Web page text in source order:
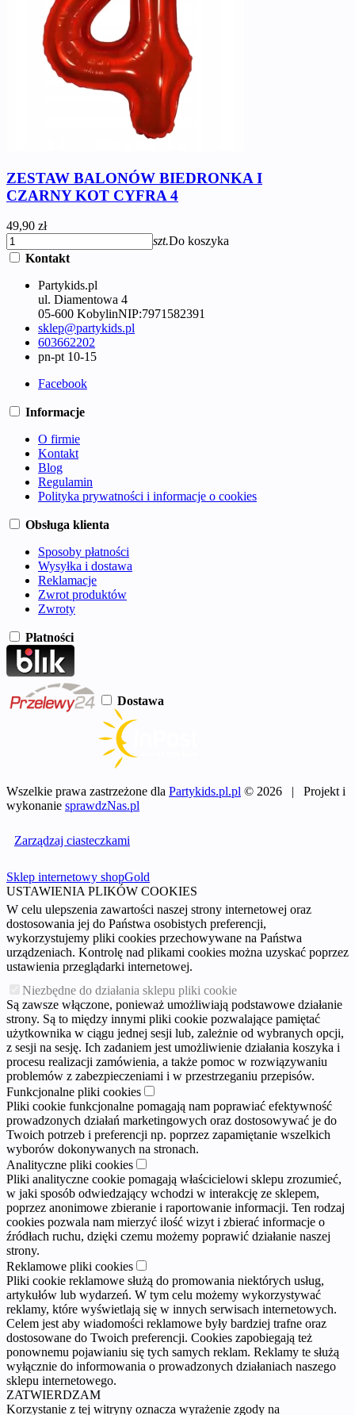
ZESTAW BALONÓW BIEDRONKA I
CZARNY KOT CYFRA 4
49,90 zł
szt.Do koszyka
Kontakt
Partykids.pl
ul. Diamentowa 4
05-600 KobylinNIP:7971582391
sklep@partykids.pl
603662202
pn-pt 10-15
Facebook
Informacje
O firmie
Kontakt
Blog
Regulamin
Polityka prywatności i informacje o cookies
Obsługa klienta
Sposoby płatności
Wysyłka i dostawa
Reklamacje
Zwrot produktów
Zwroty
Płatności
Dostawa
Wszelkie prawa zastrzeżone dla Partykids.pl.pl © 2026 | Projekt i
wykonanie sprawdzNas.pl
Zarządzaj ciasteczkami
Sklep internetowy shopGold
USTAWIENIA PLIKÓW COOKIES
W celu ulepszenia zawartości naszej strony internetowej oraz
dostosowania jej do Państwa osobistych preferencji,
wykorzystujemy pliki cookies przechowywane na Państwa
urządzeniach. Kontrolę nad plikami cookies można uzyskać poprzez
ustawienia przeglądarki internetowej.
Niezbędne do działania sklepu pliki cookie
Są zawsze włączone, ponieważ umożliwiają podstawowe działanie
strony. Są to między innymi pliki cookie pozwalające pamiętać
użytkownika w ciągu jednej sesji lub, zależnie od wybranych opcji,
z sesji na sesję. Ich zadaniem jest umożliwienie działania koszyka i
procesu realizacji zamówienia, a także pomoc w rozwiązywaniu
problemów z zabezpieczeniami i w przestrzeganiu przepisów.
Funkcjonalne pliki cookies
Pliki cookie funkcjonalne pomagają nam poprawiać efektywność
prowadzonych działań marketingowych oraz dostosowywać je do
Twoich potrzeb i preferencji np. poprzez zapamiętanie wszelkich
wyborów dokonywanych na stronach.
Analityczne pliki cookies
Pliki analityczne cookie pomagają właścicielowi sklepu zrozumieć,
w jaki sposób odwiedzający wchodzi w interakcję ze sklepem,
poprzez anonimowe zbieranie i raportowanie informacji. Ten rodzaj
cookies pozwala nam mierzyć ilość wizyt i zbierać informacje o
źródłach ruchu, dzięki czemu możemy poprawić działanie naszej
strony.
Reklamowe pliki cookies
Pliki cookie reklamowe służą do promowania niektórych usług,
artykułów lub wydarzeń. W tym celu możemy wykorzystywać
reklamy, które wyświetlają się w innych serwisach internetowych.
Celem jest aby wiadomości reklamowe były bardziej trafne oraz
dostosowane do Twoich preferencji. Cookies zapobiegają też
ponownemu pojawianiu się tych samych reklam. Reklamy te służą
wyłącznie do informowania o prowadzonych działaniach naszego
sklepu internetowego.
ZATWIERDZAM
Korzystanie z tej witryny oznacza wyrażenie zgody na